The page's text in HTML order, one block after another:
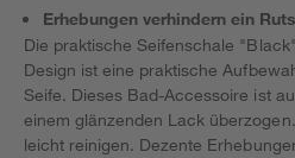
Erhebungen verhindern ein
Die praktische Seifenschale
Design ist eine praktische
Seife. Dieses Bad-Accessoire ist
einem glänzenden Lack
leicht reinigen. Dezente